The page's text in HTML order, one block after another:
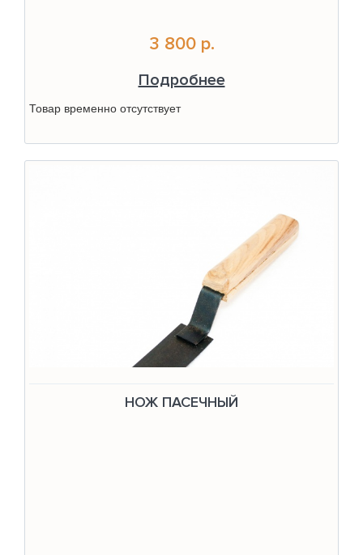
3 800 р.
Подробнее
Товар временно отсутствует
НОЖ ПАСЕЧНЫЙ